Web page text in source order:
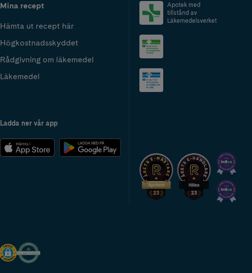
Mina recept
Hämta ut recept här
Högkostnadsskyddet
Rådgivning om läkemedel
Läkemedel
Ladda ner vår app
Apotek med
tillstånd av
Läkemedelsverket
2024